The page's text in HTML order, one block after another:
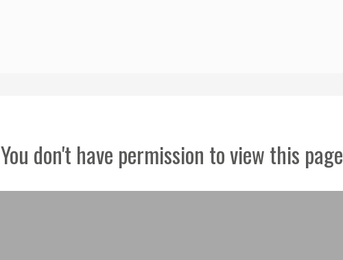
You don't have permission to view this page